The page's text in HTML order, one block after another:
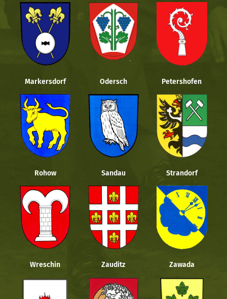
Markersdorf Odersch Petershofen
Rohow Sandau Strandorf
Wreschin Zauditz Zawada